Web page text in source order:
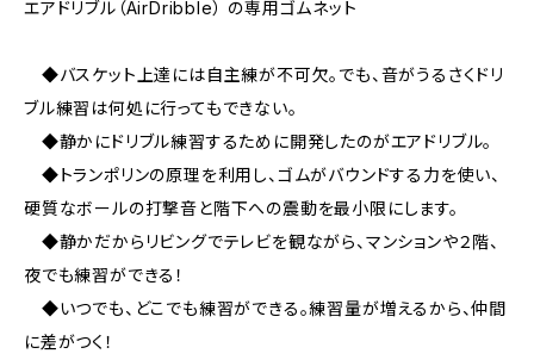
エアドリブル（AirDribble） の専用ゴムネット
◆バスケット上達には自主練が不可欠。でも、音がうるさくドリ
ブル練習は何処に行ってもできない。
◆静かにドリブル練習するために開発したのがエアドリブル。
◆トランポリンの原理を利用し、ゴムがバウンドする力を使い、
硬質なボールの打撃音と階下への震動を最小限にします。
◆静かだからリビングでテレビを観ながら、マンションや２階、
夜でも練習ができる！
◆いつでも、どこでも練習ができる。練習量が増えるから、仲間
に差がつく！